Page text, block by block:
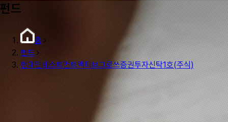
펀드
홈
펀드
현대인베스트먼트액티브그로쓰증권투자신탁1호(주식)